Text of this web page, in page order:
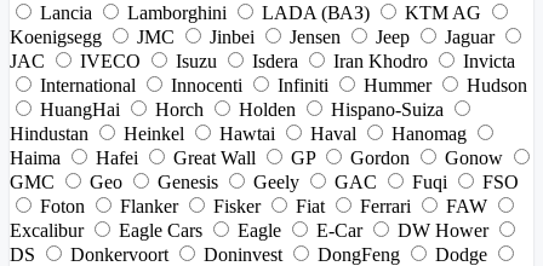
Lancia
Lamborghini LADA (ВАЗ)
KTM AG
Koenigsegg
JMC Jinbei Jensen Jeep
Jaguar
JAC
IVECO Isuzu Isdera Iran Khodro
Invicta
International
Innocenti Infiniti Hummer
Hudson
HuangHai
Horch Holden
Hispano-Suiza
Hindustan
Heinkel Hawtai Haval
Hanomag
Haima
Hafei Great Wall GP Gordon
Gonow
GMC
Geo Genesis Geely GAC Fuqi
FSO
Foton
Flanker Fisker Fiat Ferrari
FAW
Excalibur
Eagle Cars Eagle E-Car
DW Hower
DS
Donkervoort Doninvest DongFeng
Dodge